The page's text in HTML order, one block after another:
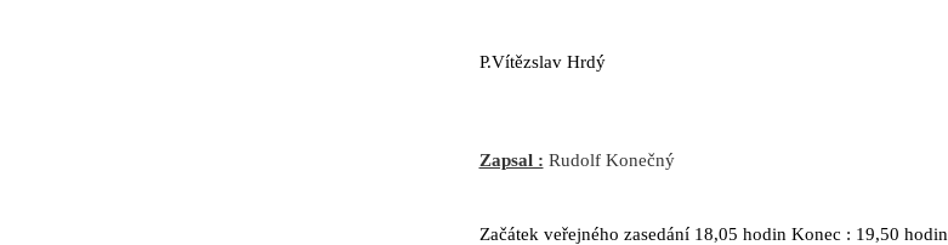
P.Vítězslav Hrdý
Zapsal : Rudolf Konečný
Začátek veřejného zasedání 18,05 hodin Konec : 19,50 hodin